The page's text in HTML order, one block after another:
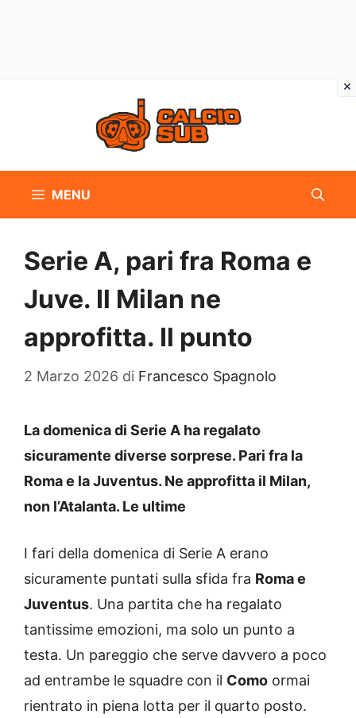
MENU
Serie A, pari fra Roma e
Juve. Il Milan ne
approfitta. Il punto
2 Marzo 2026 di Francesco Spagnolo
La domenica di Serie A ha regalato
sicuramente diverse sorprese. Pari fra la
Roma e la Juventus. Ne approfitta il Milan,
non l’Atalanta. Le ultime
I fari della domenica di Serie A erano
sicuramente puntati sulla sfida fra Roma e
Juventus. Una partita che ha regalato
tantissime emozioni, ma solo un punto a
testa. Un pareggio che serve davvero a poco
ad entrambe le squadre con il Como ormai
rientrato in piena lotta per il quarto posto.